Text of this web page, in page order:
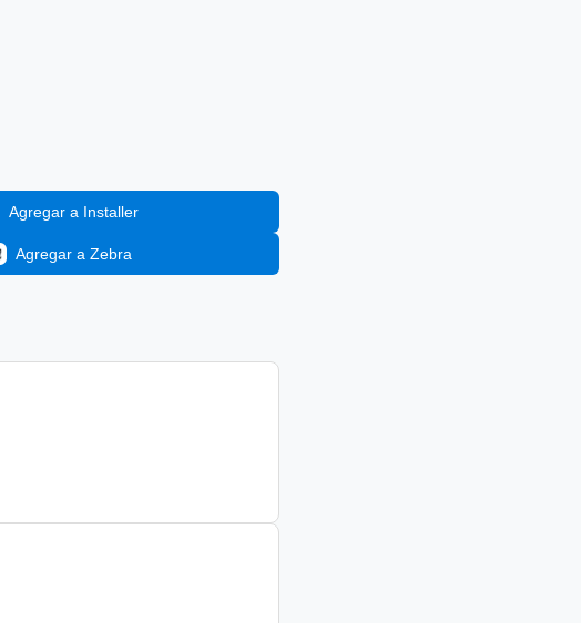
Agregar a Installer
Agregar a Zebra